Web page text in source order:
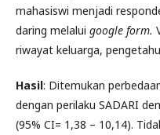
mahasiswi menjadi
daring melalui google form.
riwayat keluarga,
Hasil: Ditemukan
dengan perilaku SADARI
(95% CI= 1,38 – 10,14).